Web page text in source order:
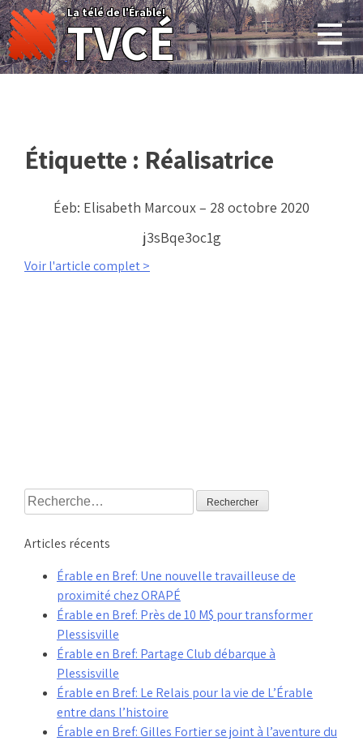
Skip
to
content
La télé de l'Érable!
TVCÉ
Étiquette : Réalisatrice
Éeb: Elisabeth Marcoux – 28 octobre 2020
j3sBqe3oc1g
Voir l'article complet >
Rechercher :
Articles récents
Érable en Bref: Une nouvelle travailleuse de
proximité chez ORAPÉ
Érable en Bref: Près de 10 M$ pour transformer
Plessisville
Érable en Bref: Partage Club débarque à
Plessisville
Érable en Bref: Le Relais pour la vie de L’Érable
entre dans l’histoire
Érable en Bref: Gilles Fortier se joint à l’aventure du